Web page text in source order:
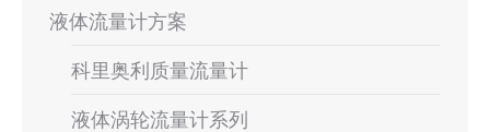
液体流量计方案
科里奥利质量流量计
液体涡轮流量计系列